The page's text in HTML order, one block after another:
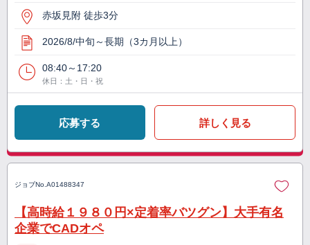
赤坂見附 徒歩3分
2026/8/中旬～長期（3カ月以上）
08:40～17:20
休日：土・日・祝
応募する 詳しく見る
ジョブNo. A01488347
【高時給１９８０円×定着率バツグン】大手有名
企業でCADオペ